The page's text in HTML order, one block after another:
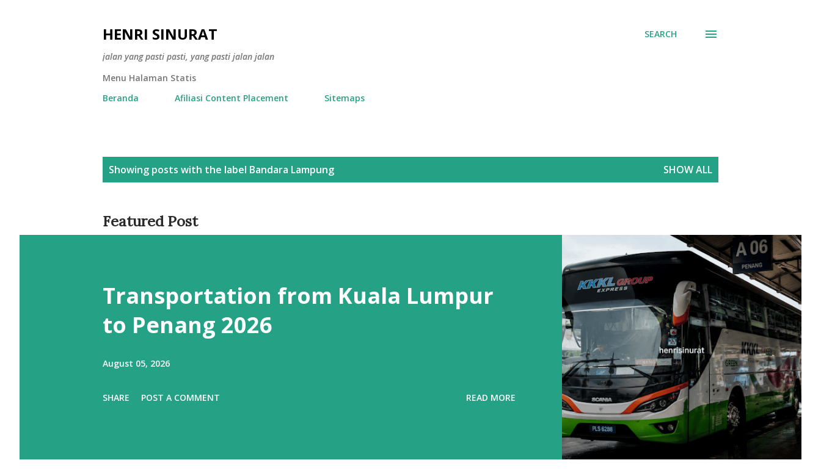
HENRI SINURAT
jalan yang pasti pasti, yang pasti jalan jalan
SEARCH
Menu Halaman Statis
Beranda
Afiliasi Content Placement Sitemaps
t
Showing posts with the label Bandara Lampung SHOW ALL
Featured Post
Transportation from Kuala Lumpur
to Penang 2026
August 05, 2026
SHARE POST A COMMENT READ MORE